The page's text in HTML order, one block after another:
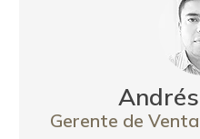
Gerente de